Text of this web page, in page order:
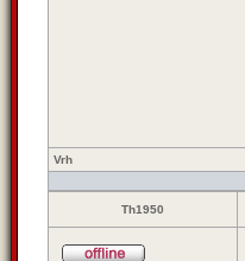
Vrh
Th1950